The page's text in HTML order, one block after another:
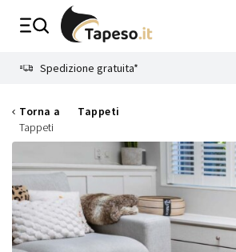
Spedizione gratuita*
Torna a
Tappeti
Tappeti